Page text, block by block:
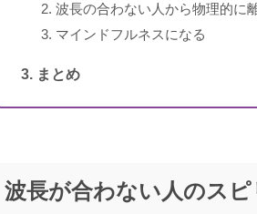
波長の合わない人から物理的に
マインドフルネスになる
まとめ
波長が合わない人のス